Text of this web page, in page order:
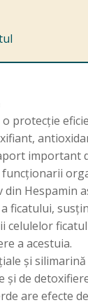
protecție
important
din Hespamin
ficatului,
celulelor
a acestuia.
și
și de
are efecte